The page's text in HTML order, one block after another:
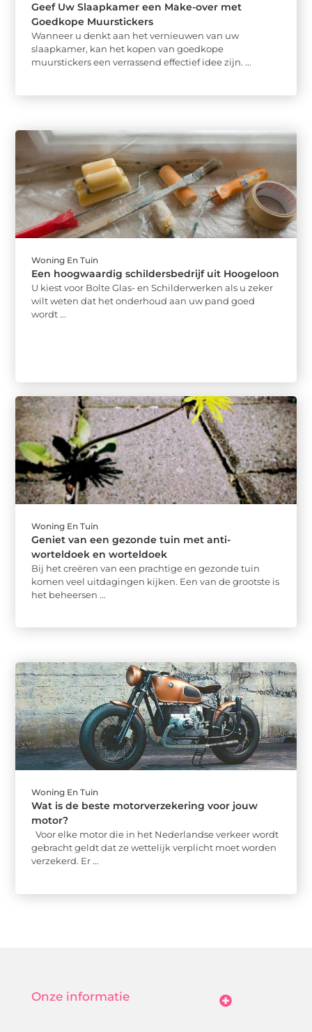
Geef Uw Slaapkamer een Make-over met
Goedkope Muurstickers
Wanneer u denkt aan het vernieuwen van uw
slaapkamer, kan het kopen van goedkope
muurstickers een verrassend effectief idee zijn. ...
Woning En Tuin
Een hoogwaardig schildersbedrijf uit Hoogeloon
U kiest voor Bolte Glas- en Schilderwerken als u zeker
wilt weten dat het onderhoud aan uw pand goed
wordt ...
Woning En Tuin
Geniet van een gezonde tuin met anti-
worteldoek en worteldoek
Bij het creëren van een prachtige en gezonde tuin
komen veel uitdagingen kijken. Een van de grootste is
het beheersen ...
Woning En Tuin
Wat is de beste motorverzekering voor jouw
motor?
Voor elke motor die in het Nederlandse verkeer wordt
gebracht geldt dat ze wettelijk verplicht moet worden
verzekerd. Er ...
Onze informatie